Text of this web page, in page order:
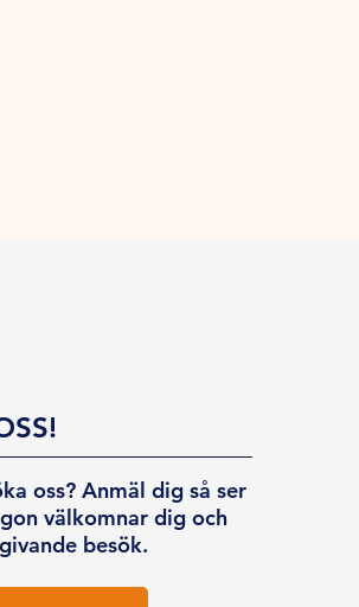
oss? Anmäl dig så ser
välkomnar dig och
besök.